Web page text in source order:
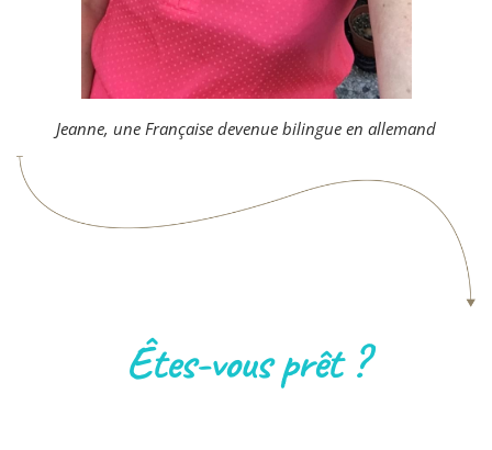
Jeanne, une Française devenue bilingue en allemand
Êtes-vous prêt ?